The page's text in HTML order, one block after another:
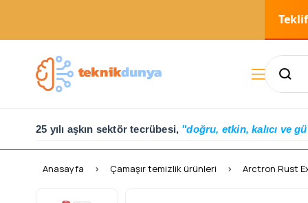
25 yılı aşkın sektör tecrübesi, "doğru, etkin, kalıcı ve
Anasayfa Çamaşır temizlik ürünleri Arctron Rust